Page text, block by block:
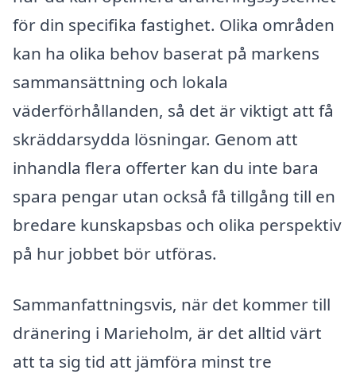
för din specifika fastighet. Olika områden
kan ha olika behov baserat på markens
sammansättning och lokala
väderförhållanden, så det är viktigt att få
skräddarsydda lösningar. Genom att
inhandla flera offerter kan du inte bara
spara pengar utan också få tillgång till en
bredare kunskapsbas och olika perspektiv
på hur jobbet bör utföras.
Sammanfattningsvis, när det kommer till
dränering i Marieholm, är det alltid värt
att ta sig tid att jämföra minst tre